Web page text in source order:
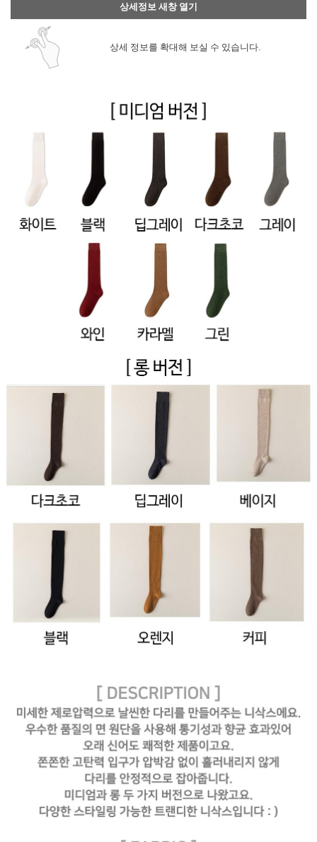
상세정보 새창 열기
상세 정보를 확대해 보실 수 있습니다.